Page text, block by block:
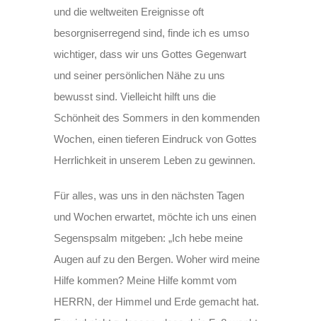
und die weltweiten Ereignisse oft
besorgniserregend sind, finde ich es umso
wichtiger, dass wir uns Gottes Gegenwart
und seiner persönlichen Nähe zu uns
bewusst sind. Vielleicht hilft uns die
Schönheit des Sommers in den kommenden
Wochen, einen tieferen Eindruck von Gottes
Herrlichkeit in unserem Leben zu gewinnen.
Für alles, was uns in den nächsten Tagen
und Wochen erwartet, möchte ich uns einen
Segenspsalm mitgeben: „Ich hebe meine
Augen auf zu den Bergen. Woher wird meine
Hilfe kommen? Meine Hilfe kommt vom
HERRN, der Himmel und Erde gemacht hat.